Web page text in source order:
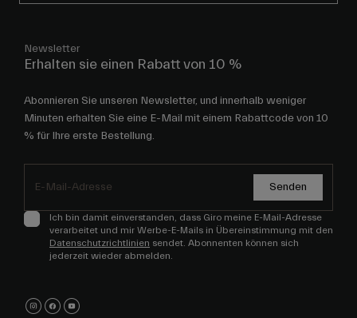
Newsletter
Erhalten sie einen Rabatt von 10 %
Abonnieren Sie unseren Newsletter, und innerhalb weniger
Minuten erhalten Sie eine E-Mail mit einem Rabattcode von 10
% für Ihre erste Bestellung.
Senden
Ich bin damit einverstanden, dass Giro meine E-Mail-Adresse
verarbeitet und mir Werbe-E-Mails in Übereinstimmung mit den
Datenschutzrichtlinien sendet. Abonnenten können sich
jederzeit wieder abmelden.